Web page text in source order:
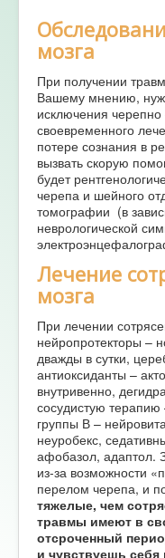
мозга
При получении
Вашему мнению,
исключения
своевременного
потере сознания в
вызвать скорую
будет
черепа и шейного
томографии (в
неврологической
Лечение
мозга
При лечении
нейропротекторы –
дважды в сутки,
антиоксиданты –
внутривенно,
сосудистую
группы В –
неуробекс,
афобазол, адаптол.
из-за возможности
перелом черепа, и
тяжелые, чем
травмы имеют в
отсроченный
и чувствуешь себя